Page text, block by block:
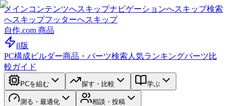
メインコンテンツへスキップナビゲーションへスキップ検索
へスキップフッターへスキップ
自作.com 商品
β版
PC構成ビルダー商品・パーツ検索 人気ランキングパーツ比
較ガイド
PCを組む 探す・比較 学ぶ
測る・最適化 相談・投稿